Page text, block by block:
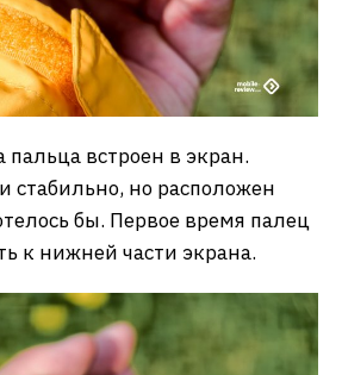
пальца встроен в экран.
стабильно, но расположен
бы. Первое время палец
к нижней части экрана.